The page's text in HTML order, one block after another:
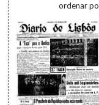
ordenar